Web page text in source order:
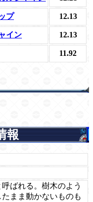
プ 12.13
イン 12.13
11.92
報
ばれる。樹木のよう
まま動かないものも